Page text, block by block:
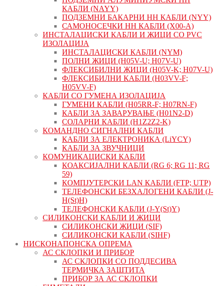
КАБЛИ (NAYY)
ПОДЗЕМНИ БАКАРНИ НН КАБЛИ (NYY)
САМОНОСЕЧКИ НН КАБЛИ (X00-A)
ИНСТАЛАЦИСКИ КАБЛИ И ЖИЦИ СО PVC
ИЗОЛАЦИЈА
ИНСТАЛАЦИСКИ КАБЛИ (NYM)
ПОЛНИ ЖИЦИ (H05V-U; H07V-U)
ФЛЕКСИБИЛНИ ЖИЦИ (H05V-K; H07V-U)
ФЛЕКСИБИЛНИ КАБЛИ (H03VV-F;
H05VV-F)
КАБЛИ СО ГУМЕНА ИЗОЛАЦИЈА
ГУМЕНИ КАБЛИ (H05RR-F; H07RN-F)
КАБЛИ ЗА ЗАВАРУВАЊЕ (H01N2-D)
СОЛАРНИ КАБЛИ (H1Z2Z2-K)
КОМАНДНО СИГНАЛНИ КАБЛИ
КАБЛИ ЗА ЕЛЕКТРОНИКА (LiYCY)
КАБЛИ ЗА ЗВУЧНИЦИ
КОМУНИКАЦИСКИ КАБЛИ
КОАКСИЈАЛНИ КАБЛИ (RG 6; RG 11; RG
59)
КОМПЈУТЕРСКИ LAN КАБЛИ (FTP; UTP)
ТЕЛЕФОНСКИ БЕЗХАЛОГЕНИ КАБЛИ (J-
H(St)H)
ТЕЛЕФОНСКИ КАБЛИ (J-Y(St)Y)
СИЛИКОНСКИ КАБЛИ И ЖИЦИ
СИЛИКОНСКИ ЖИЦИ (SIF)
СИЛИКОНСКИ КАБЛИ (SIHF)
НИСКОНАПОНСКА ОПРЕМА
АС СКЛОПКИ И ПРИБОР
АС СКЛОПКИ СО ПОДДЕСИВА
ТЕРМИЧКА ЗАШТИТА
ПРИБОР ЗА АС СКЛОПКИ